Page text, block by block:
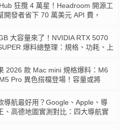
狂攬 4 萬星！Headroom 開源工
開發者省下 70 萬美元 API 費，
大容量來了！NVIDIA RTX 5070
爆料總整理：規格、功耗、上
2026 款 Mac mini 規格爆料：M6
Pro 異色搭檔登場！容量或將
導航最好用？Google、Apple、導
、高德地圖實測對比：四大導航實